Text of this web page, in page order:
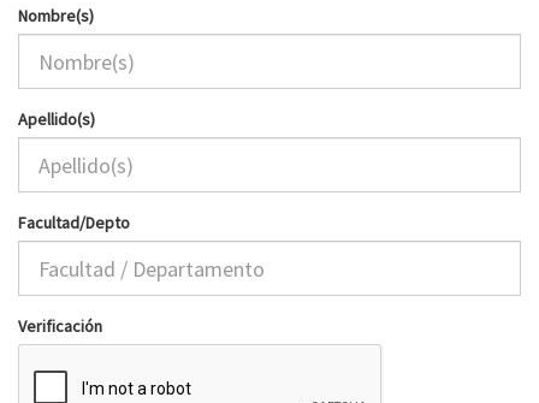
Nombre(s)
Apellido(s)
Facultad/Depto
Verificación